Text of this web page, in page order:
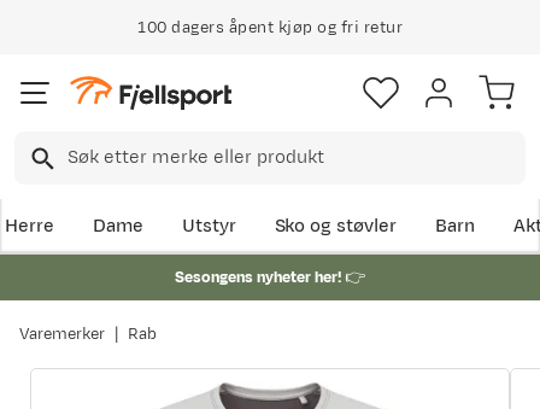
100 dagers åpent kjøp og fri retur
Herre Dame Utstyr Sko og støvler Barn
Sesongens nyheter her!👉
Varemerker Rab